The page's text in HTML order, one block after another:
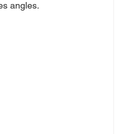
angles.